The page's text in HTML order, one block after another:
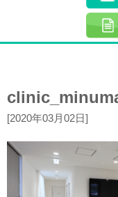
[2020年03月02日]